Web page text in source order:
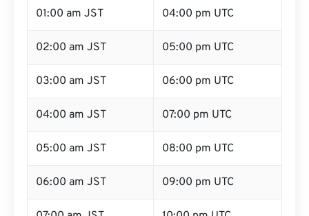
01:00 am JST 04:00 pm UTC
02:00 am JST 05:00 pm UTC
03:00 am JST 06:00 pm UTC
04:00 am JST 07:00 pm UTC
05:00 am JST 08:00 pm UTC
06:00 am JST 09:00 pm UTC